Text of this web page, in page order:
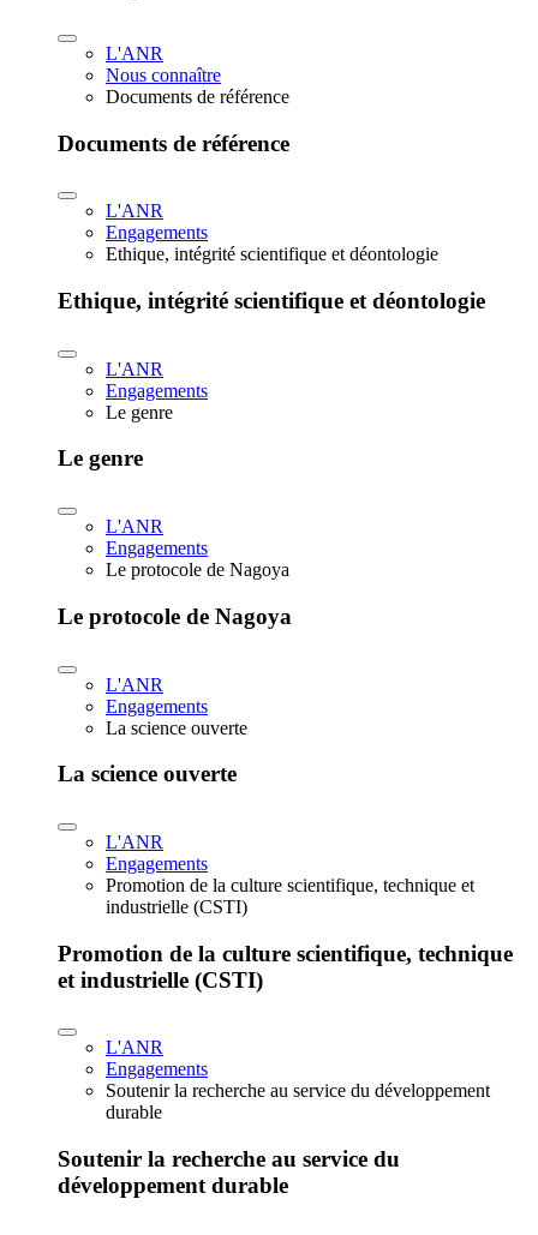
L'ANR
Nous connaître
Documents de référence
Documents de référence
L'ANR
Engagements
Ethique, intégrité scientifique et déontologie
Ethique, intégrité scientifique et déontologie
L'ANR
Engagements
Le genre
Le genre
L'ANR
Engagements
Le protocole de Nagoya
Le protocole de Nagoya
L'ANR
Engagements
La science ouverte
La science ouverte
L'ANR
Engagements
Promotion de la culture scientifique, technique et
industrielle (CSTI)
Promotion de la culture scientifique, technique
et industrielle (CSTI)
L'ANR
Engagements
Soutenir la recherche au service du développement
durable
Soutenir la recherche au service du
développement durable